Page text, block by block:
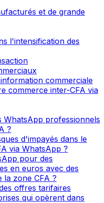
et de grande
l'intensification des
commerciale
commerce inter-CFA via
WhatsApp professionnels
?
d'impayés dans le
via WhatsApp ?
pour des
en euros avec des
la zone CFA ?
offres tarifaires
qui opèrent dans